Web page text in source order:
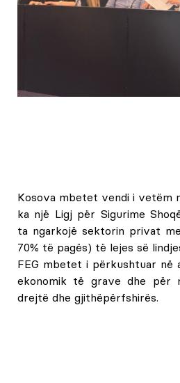
Kosova mbetet vendi i vetëm
ka një Ligj për Sigurime
ta ngarkojë sektorin privat
70% të pagës) të lejes së
FEG mbetet i përkushtuar në
ekonomik të grave dhe për
drejtë dhe gjithëpërfshirës.